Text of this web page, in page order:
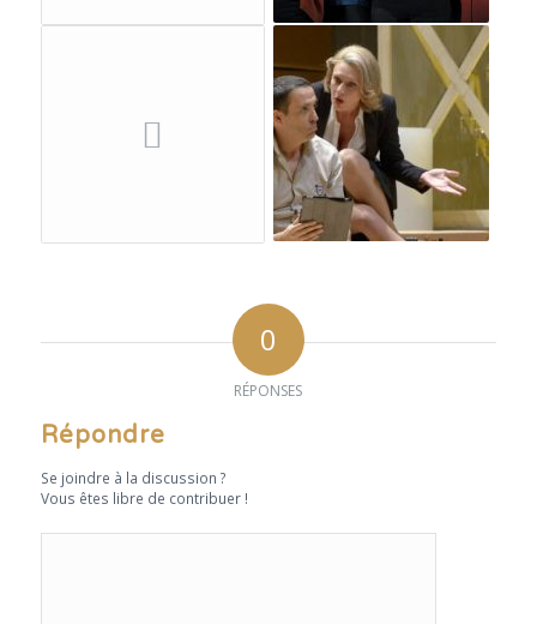
0
RÉPONSES
Répondre
Se joindre à la discussion ?
Vous êtes libre de contribuer !